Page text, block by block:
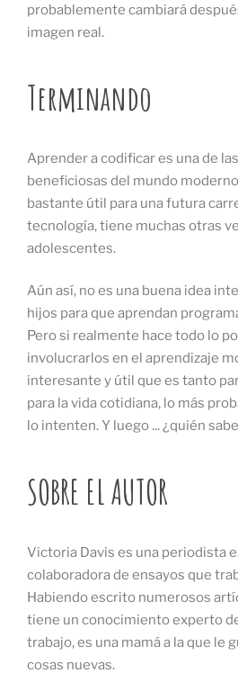
probablemente cambiará
imagen real.
Terminando
Aprender a codificar es una de
beneficiosas del mundo
bastante útil para una futura
tecnología, tiene muchas otras
adolescentes.
Aún así, no es una buena idea
hijos para que aprendan
Pero si realmente hace todo lo
involucrarlos en el aprendizaje
interesante y útil que es tanto
para la vida cotidiana, lo más
lo intenten. Y luego ... ¿quién
SOBRE EL AUTOR
Victoria Davis es una periodista
colaboradora de ensayos que
Habiendo escrito numerosos
tiene un conocimiento experto
trabajo, es una mamá a la que le
cosas nuevas.